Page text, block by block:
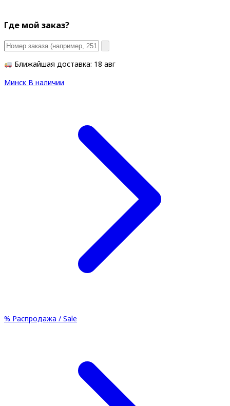
Где мой заказ?
Ближайшая доставка: 18 авг
Минск В наличии
% Распродажа / Sale